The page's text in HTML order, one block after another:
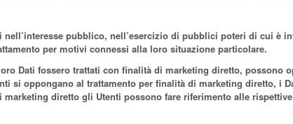
nell’interesse pubblico, nell’esercizio di pubblici poteri di cui
per motivi connessi alla loro situazione particolare.
Dati fossero trattati con finalità di marketing diretto, possono
si oppongano al trattamento per finalità di marketing diretto, i
diretto gli Utenti possono fare riferimento alle